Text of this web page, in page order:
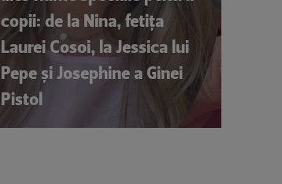
copii: de la Nina, fetița
Laurei Cosoi, la Jessica lui
Pepe și Josephine a Ginei
Pistol